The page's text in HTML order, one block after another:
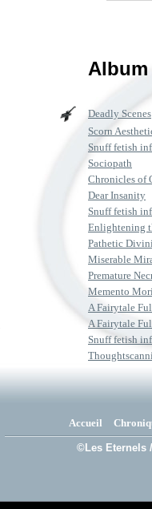
Album
Deadly Scenes
Scorn
Snuff fetish
Sociopath
Chronicles of
Dear Insanity
Snuff fetish
Enlightening
Pathetic
Miserable
Premature
Memento
A Fairytale
A Fairytale
Snuff fetish
Accueil
©Les Eternels